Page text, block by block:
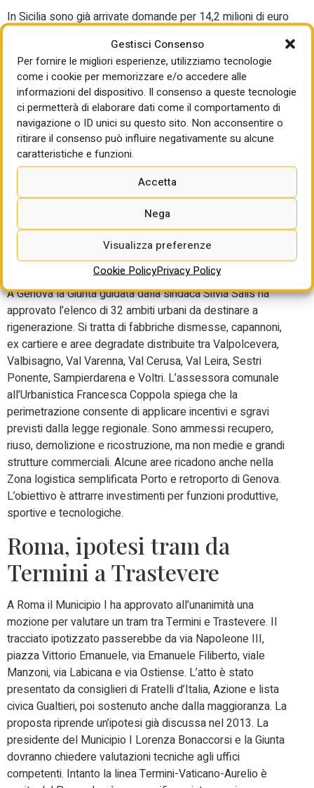
Gestisci Consenso
Per fornire le migliori esperienze, utilizziamo tecnologie
come i cookie per memorizzare e/o accedere alle
informazioni del dispositivo. Il consenso a queste tecnologie
ci permetterà di elaborare dati come il comportamento di
navigazione o ID unici su questo sito. Non acconsentire o
ritirare il consenso può influire negativamente su alcune
caratteristiche e funzioni.
Accetta
Nega
Visualizza preferenze
Cookie PolicyPrivacy Policy
In Sicilia sono già arrivate domande per 14,2 milioni di euro
ciclone Harry e dalla frana di Niscemi (CL). La misura vale
18 milioni ed è gestita tramite la piattaforma Irfis e il Fondo
Sicilia. Le istanze presentate sono 57 e potranno coprire
fino al 100% degli investimenti, con un massimo di 400mila
euro. Il sostegno prevede 60% di finanziamento agevolato
a tasso zero e 40% a fondo perduto. Il presidente della
Regione Siciliana Renato Schifani rivendica l’efficacia della
misura e ricorda i 766 contributi già erogati con “Ristori 1”.
Per Niscemi sono state presentate tre domande, per
650mila euro.
Genova, 32 aree dismesse
per la rigenerazione urbana
A Genova la Giunta guidata dalla sindaca Silvia Salis ha
approvato l’elenco di 32 ambiti urbani da destinare a
rigenerazione. Si tratta di fabbriche dismesse, capannoni,
ex cartiere e aree degradate distribuite tra Valpolcevera,
Valbisagno, Val Varenna, Val Cerusa, Val Leira, Sestri
Ponente, Sampierdarena e Voltri. L’assessora comunale
all’Urbanistica Francesca Coppola spiega che la
perimetrazione consente di applicare incentivi e sgravi
previsti dalla legge regionale. Sono ammessi recupero,
riuso, demolizione e ricostruzione, ma non medie e grandi
strutture commerciali. Alcune aree ricadono anche nella
Zona logistica semplificata Porto e retroporto di Genova.
L’obiettivo è attrarre investimenti per funzioni produttive,
sportive e tecnologiche.
Roma, ipotesi tram da
Termini a Trastevere
A Roma il Municipio I ha approvato all’unanimità una
mozione per valutare un tram tra Termini e Trastevere. Il
tracciato ipotizzato passerebbe da via Napoleone III,
piazza Vittorio Emanuele, via Emanuele Filiberto, viale
Manzoni, via Labicana e via Ostiense. L’atto è stato
presentato da consiglieri di Fratelli d’Italia, Azione e lista
civica Gualtieri, poi sostenuto anche dalla maggioranza. La
proposta riprende un’ipotesi già discussa nel 2013. La
presidente del Municipio I Lorenza Bonaccorsi e la Giunta
dovranno chiedere valutazioni tecniche agli uffici
competenti. Intanto la linea Termini-Vaticano-Aurelio è